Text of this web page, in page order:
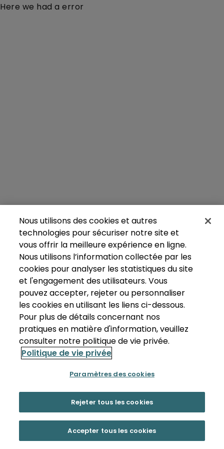
Here we had a error
Nous utilisons des cookies et autres
technologies pour sécuriser notre site et
vous offrir la meilleure expérience en ligne.
Nous utilisons l’information collectée par les
cookies pour analyser les statistiques du site
et l'engagement des utilisateurs. Vous
pouvez accepter, rejeter ou personnaliser
les cookies en utilisant les liens ci-dessous.
Pour plus de détails concernant nos
pratiques en matière d'information, veuillez
consulter notre politique de vie privée.
Politique de vie privée
Paramètres des cookies
Rejeter tous les cookies
Accepter tous les cookies